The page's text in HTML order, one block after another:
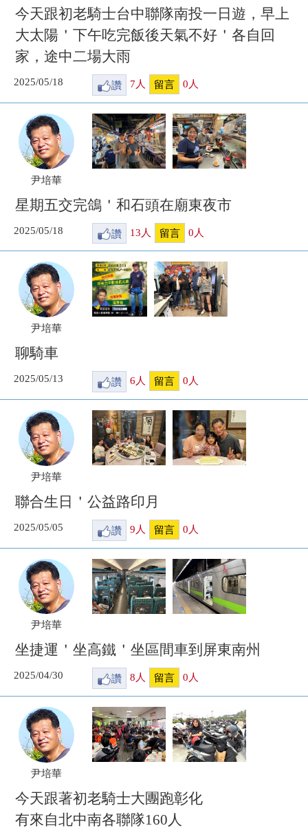
今天跟初老騎士台中聯隊南投一日遊，早上
大太陽＇下午吃完飯後天氣不好＇各自回
家，途中二場大雨
2025/05/18 讚 7 人 留言 0 人
尹培華
星期五交完鴿＇和石頭在廟東夜市
2025/05/18 讚 13 人 留言 0 人
尹培華
聊騎車
2025/05/13 讚 6 人 留言 0 人
尹培華
聯合生日＇公益路印月
2025/05/05 讚 9 人 留言 0 人
尹培華
坐捷運＇坐高鐵＇坐區間車到屏東南州
2025/04/30 讚 8 人 留言 0 人
尹培華
今天跟著初老騎士大團跑彰化
有來自北中南各聯隊160人